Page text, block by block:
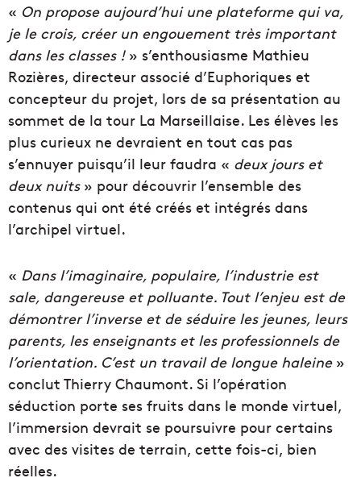
« On propose aujourd’hui une plateforme qui va,
je le crois, créer un engouement très important
dans les classes !» s’enthousiasme Mathieu
Rozières, directeur associé d’Euphoriques et
concepteur du projet, lors de sa présentation au
sommet de la tour La Marseillaise. Les élèves les
plus curieux ne devraient en tout cas pas
s’ennuyer puisqu’il leur faudra « deux jours et
deux nuits» pour découvrir l’ensemble des
contenus qui ont été créés et intégrés dans
l’archipel virtuel.
« Dans l’imaginaire, populaire, l’industrie est
sale, dangereuse et polluante. Tout l’enjeu est de
démontrer l’inverse et de séduire les jeunes, leurs
parents, les enseignants et les professionnels de
l’orientation. C’est un travail de longue haleine»
conclut Thierry Chaumont. Si l’opération
séduction porte ses fruits dans le monde virtuel,
l’immersion devrait se poursuivre pour certains
avec des visites de terrain, cette fois-ci, bien
réelles.